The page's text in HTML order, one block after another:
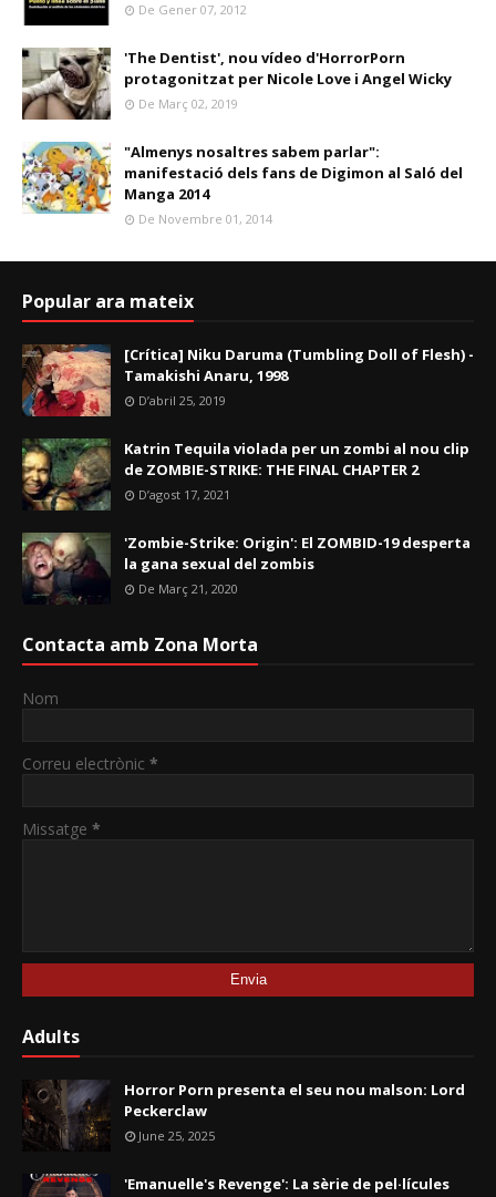
De Gener 07, 2012
'The Dentist', nou vídeo d'HorrorPorn
protagonitzat per Nicole Love i Angel Wicky
De Març 02, 2019
"Almenys nosaltres sabem parlar":
manifestació dels fans de Digimon al Saló del
Manga 2014
De Novembre 01, 2014
Popular ara mateix
[Crítica] Niku Daruma (Tumbling Doll of Flesh) -
Tamakishi Anaru, 1998
D’abril 25, 2019
Katrin Tequila violada per un zombi al nou clip
de ZOMBIE-STRIKE: THE FINAL CHAPTER 2
D’agost 17, 2021
'Zombie-Strike: Origin': El ZOMBID-19 desperta
la gana sexual del zombis
De Març 21, 2020
Contacta amb Zona Morta
Nom
Correu electrònic *
Missatge *
Adults
Horror Porn presenta el seu nou malson: Lord
Peckerclaw
June 25, 2025
'Emanuelle's Revenge': La sèrie de pel·lícules